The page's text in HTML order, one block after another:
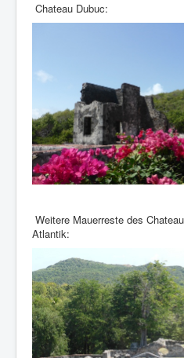
Chateau Dubuc:
Weitere Mauerreste des
Atlantik: